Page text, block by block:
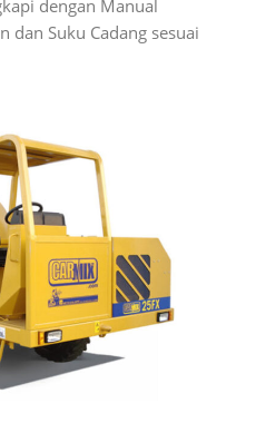
dengan Manual
dan Suku Cadang sesuai